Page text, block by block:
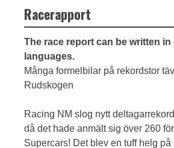
Racerapport
The race report can be written in
languages.
Många formelbilar på rekordstor
Rudskogen
Racing NM slog nytt
då det hade anmält sig över 260
Supercars! Det blev en tuff helg